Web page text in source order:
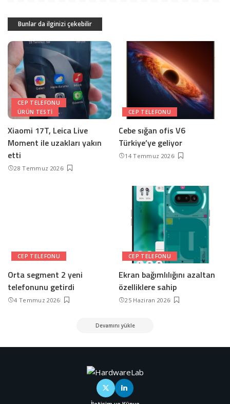
Bunlar da ilginizi çekebilir
CEP TELEFONU
ÜRÜN TESTI
Xiaomi 17T, Leica Live
Moment ile uzakları yakın
etti
28 Temmuz 2026
CEP TELEFONU
Cebe sığan ofis V6
Türkiye’ye geliyor
14 Temmuz 2026
CEP TELEFONU
Orta segment 2 yeni
telefonunu getirdi
4 Temmuz 2026
CEP TELEFONU
Ekran bağımlılığını azaltan
özelliklere sahip
25 Haziran 2026
Devamını yükle